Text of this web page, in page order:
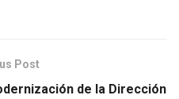
Post
de la Dirección